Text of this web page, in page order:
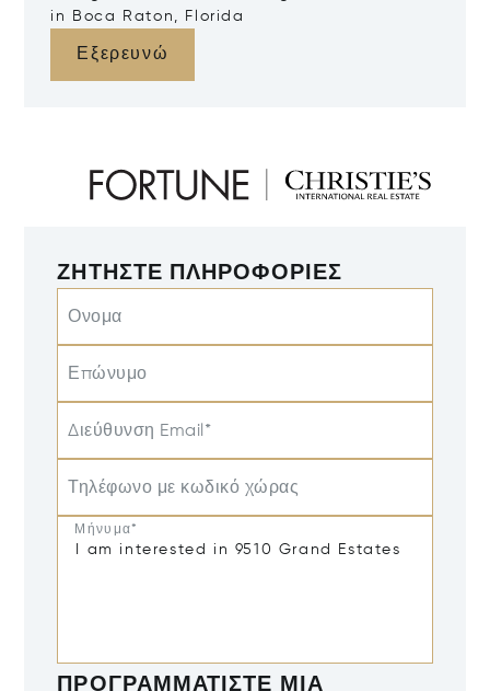
in Boca Raton, Florida
Εξερευνώ
ΖΗΤΉΣΤΕ ΠΛΗΡΟΦΟΡΊΕΣ
Ονομα
Επώνυμο
Διεύθυνση Email*
Τηλέφωνο με κωδικό χώρας
Μήνυμα*
ΠΡΟΓΡΑΜΜΑΤΊΣΤΕ ΜΙΑ